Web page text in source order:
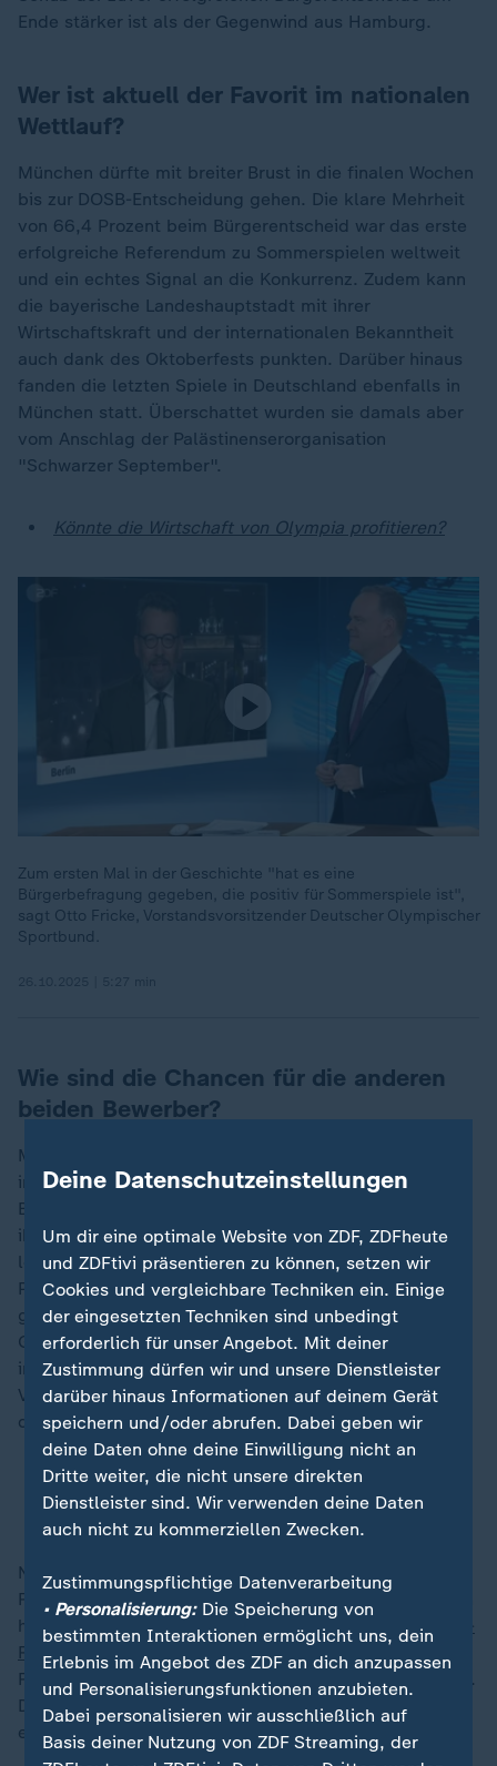
Ende stärker ist als der Gegenwind aus Hamburg.
Wer ist aktuell der Favorit im nationalen
Wettlauf?
München dürfte mit breiter Brust in die finalen Wochen
bis zur DOSB-Entscheidung gehen. Die klare Mehrheit
von 66,4 Prozent beim Bürgerentscheid war das erste
erfolgreiche Referendum zu Sommerspielen weltweit
und ein echtes Signal an die Konkurrenz. Zudem kann
die bayerische Landeshauptstadt mit ihrer
Wirtschaftskraft und der internationalen Bekanntheit
auch dank des Oktoberfests punkten. Darüber hinaus
fanden die letzten Spiele in Deutschland ebenfalls in
München statt. Überschattet wurden sie damals aber
vom Anschlag der Palästinenserorganisation
"Schwarzer September".
Könnte die Wirtschaft von Olympia profitieren?
Zum ersten Mal in der Geschichte "hat es eine
Bürgerbefragung gegeben, die positiv für Sommerspiele ist",
sagt Otto Fricke, Vorstandsvorsitzender Deutscher Olympischer
Sportbund.
Wie sind die Chancen für die anderen
beiden Bewerber?
Mindestens so stark wie bei München ist gewiss die
internationale Strahlkraft des Tourismus-Magneten
Berlin. Als Hauptstadt mit großer Historie und
ikonischen Sehenswürdigkeiten könnte Berlin dem
leuchtenden Beispiel von Paris 2024 folgen. Doch die
Pläne der Spree-Metropole wirkten lange mutlos und
gebremst. Weil Berlin aus verfassungsrechtlichen
Gründen kein Referendum abhielt und die Opposition
im Falle des Zuschlags durch den DOSB mit einem
Volksentscheid gegen Olympia droht, wäre die Wahl
der Hauptstadt für die Dachorganisation ein Risiko.
Spiele in der City: Berlin beschließt Olympia-
Konzept
Nordrhein-Westfalen dagegen holte sich beim
Referendum in den Gastgeber-Kommunen eine ähnlich
hohe Zustimmung wie München. Die Macher derRhein-
Ruhr-Bewerbung
setzen vor allem auf den möglichen
Rekord von 14 Millionen Tickets für die Sommerspiele.
Die Frage ist, wie attraktiv das
IOC die international
eher weniger bekannte Region finden würde.
Deine Datenschutzeinstellungen
Um dir eine optimale Website von ZDF, ZDFheute
und ZDFtivi präsentieren zu können, setzen wir
Cookies und vergleichbare Techniken ein. Einige
der eingesetzten Techniken sind unbedingt
erforderlich für unser Angebot. Mit deiner
Zustimmung dürfen wir und unsere Dienstleister
darüber hinaus Informationen auf deinem Gerät
speichern und/oder abrufen. Dabei geben wir
deine Daten ohne deine Einwilligung nicht an
Dritte weiter, die nicht unsere direkten
Dienstleister sind. Wir verwenden deine Daten
auch nicht zu kommerziellen Zwecken.
Zustimmungspflichtige Datenverarbeitung
• Personalisierung:Die Speicherung von
bestimmten Interaktionen ermöglicht uns, dein
Erlebnis im Angebot des ZDF an dich anzupassen
und Personalisierungsfunktionen anzubieten.
Dabei personalisieren wir ausschließlich auf
Basis deiner Nutzung von ZDF Streaming, der